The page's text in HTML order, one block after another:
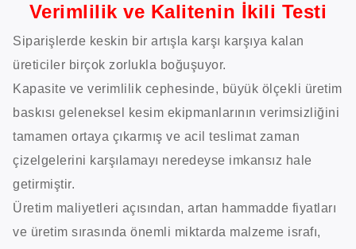
Verimlilik ve Kalitenin İkili Testi
Siparişlerde keskin bir artışla karşı karşıya kalan
üreticiler birçok zorlukla boğuşuyor.
Kapasite ve verimlilik cephesinde, büyük ölçekli üretim
baskısı geleneksel kesim ekipmanlarının verimsizliğini
tamamen ortaya çıkarmış ve acil teslimat zaman
çizelgelerini karşılamayı neredeyse imkansız hale
getirmiştir.
Üretim maliyetleri açısından, artan hammadde fiyatları
ve üretim sırasında önemli miktarda malzeme israfı,